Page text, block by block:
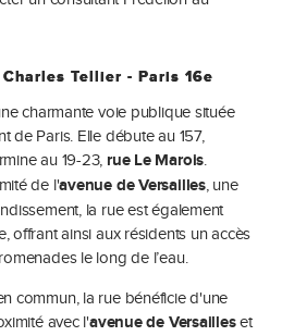
Tellier - Paris 16e
charmante voie publique située
de Paris. Elle débute au 157,
au 19-23, rue Le Marois.
de l'avenue de Versailles, une
la rue est également
offrant ainsi aux résidents un accès
le long de l’eau.
commun, la rue bénéficie d'une
avec l'avenue de Versailleset